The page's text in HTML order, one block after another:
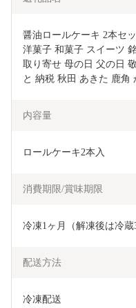
醤油ロールケーキ 2本セ
洋菓子 和菓子 スイーツ
取り寄せ 母の日 父の日
と 納税 秋田 あきた 鹿角
内容量
ロールケーキ2本入
消費期限/賞味期限
冷凍1ヶ月（解凍後は冷蔵
配送方法
冷凍配送